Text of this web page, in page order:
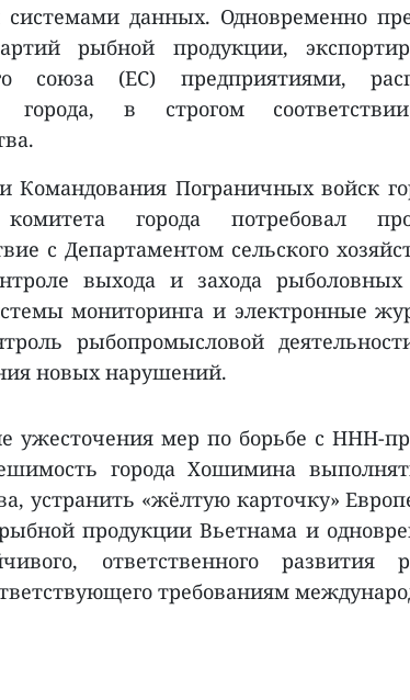
данных. Одновременно
рыбной продукции,
союза (ЕС) предприятиями,
города, в строгом
Командования Пограничных войск
комитета города потребовал
с Департаментом сельского
выхода и захода рыболовных
мониторинга и электронные
рыбопромысловой
новых нарушений.
ужесточения мер по борьбе с ННН-
города Хошимина
устранить «жёлтую карточку»
продукции Вьетнама и
ответственного развития
требованиям